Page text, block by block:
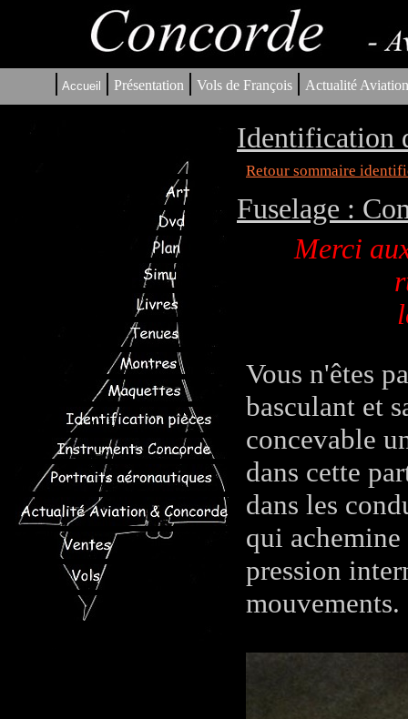
| Accueil | Présentation | Vols de François | Actualité
Identification
Retour sommaire
Fuselage :
Merci
Vous n'êtes
basculant et
concevable
dans cette
dans les
qui
pression
mouvements.